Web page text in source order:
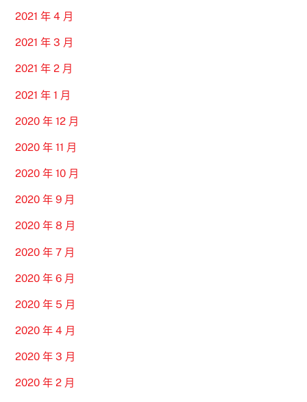
2021 年 4 月
2021 年 3 月
2021 年 2 月
2021 年 1 月
2020 年 12 月
2020 年 11 月
2020 年 10 月
2020 年 9 月
2020 年 8 月
2020 年 7 月
2020 年 6 月
2020 年 5 月
2020 年 4 月
2020 年 3 月
2020 年 2 月